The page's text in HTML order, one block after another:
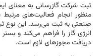
ثبت شرکت گازرسانی به معنای
منظور انجام فعالیت‌های
صنعتی به ثبت می‌رسد. این نوع
انرژی گاز را فراهم می‌کند و
دریافت مجوزهای لازم است.